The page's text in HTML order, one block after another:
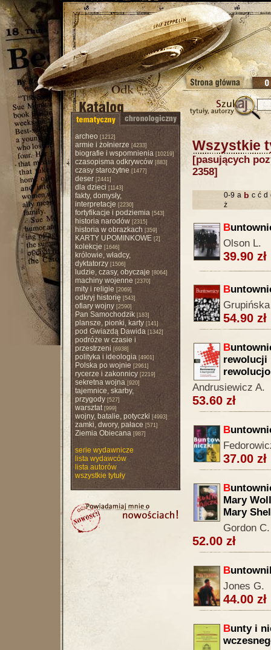
archeo [1212]
armie i żołnierze [4233]
biografie i wspomnienia[10219]
czasopisma odkrywców[883]
czasy starożytne [1477]
deser[2441]
dla dzieci [1143]
fakty, domysły,
interpretacje [2230]
fortyfikacje i podziemia[543]
historia narodów[2315]
historia w obrazkach [359]
KARTY UPOMINKOWE[2]
kolekcje [1646]
królowie, władcy,
dyktatorzy[1506]
ludzie, czasy, obyczaje [8064]
machiny wojenne [2370]
mity i religie [2069]
odkryj historię[543]
ofiary wojny[2590]
Pan Samochodzik[183]
plansze, pionki, karty[141]
pod Gwiazdą Dawida[1342]
podróże w czasie i
przestrzeni [6938]
polityka i ideologia[4901]
Polska po wojnie [2961]
rycerze i zakonnicy[2219]
sekretna wojna[920]
tajemnice, skarby,
przygody[527]
warsztat[999]
wojny, batalie, potyczki [4993]
zamki, dwory, pałace [571]
Ziemia Obiecana[987]
serie wydawnicze
lista wydawców
lista autorów
wszystkie tytuły
Wszystkie
[pasujących
2358]
0-9 a b c ć d
ż
B
Olson L.
39.90 zł
B
54.90 zł
B
rewolucji
Andrusiewicz A.
53.60 zł
B
37.00 zł
B
Mary
Mary
Gordon C.
52.00 zł
B
Jones G.
44.00 zł
Bunty i